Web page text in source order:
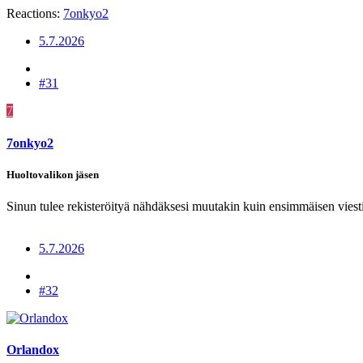
Reactions: 7onkyo2
5.7.2026
#31
7
7onkyo2
Huoltovalikon jäsen
Sinun tulee rekisteröityä nähdäksesi muutakin kuin ensimmäisen
5.7.2026
#32
Orlandox